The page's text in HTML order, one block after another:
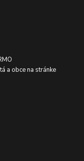
a obce na stránke